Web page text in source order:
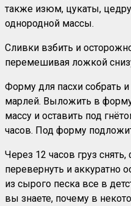
также изюм, цукаты,
однородной массы.
Сливки взбить и
перемешивая ложкой
Форму для пасхи собрать
марлей. Выложить в
массу и оставить под
часов. Под форму
Через 12 часов груз
перевернуть и аккуратно
из сырого песка все в
вы знаете, почему в